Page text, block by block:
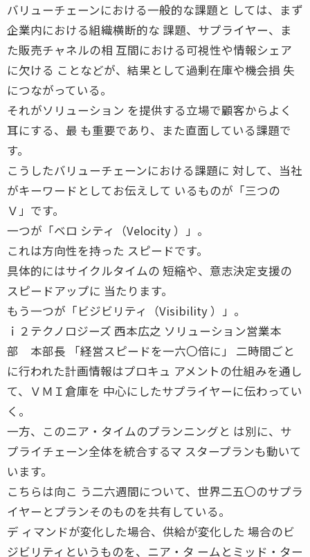
バリューチェーンにおける一般的な課題と しては、まず
企業内における組織横断的な 課題、サプライヤー、ま
た販売チャネルの相 互間における可視性や情報シェア
に欠ける ことなどが、結果として過剰在庫や機会損 失
につながっている。
それがソリューション を提供する立場で顧客からよく
耳にする、最 も重要であり、また直面している課題で
す。
こうしたバリューチェーンにおける課題に 対して、当社
がキーワードとしてお伝えして いるものが「三つの
Ｖ」です。
一つが「ベロ シティ（Velocity ）」。
これは方向性を持った スピードです。
具体的にはサイクルタイムの 短縮や、意志決定支援の
スピードアップに 当たります。
もう一つが「ビジビリティ（Visibility ）」。
ｉ２テクノロジーズ 西本広之 ソリューション営業本
部 本部長 「経営スピードを一六〇倍に」 二時間ごと
に行われた計画情報はプロキュ アメントの仕組みを通し
て、ＶＭＩ倉庫を 中心にしたサプライヤーに伝わってい
く。
一方、このニア・タイムのプランニングと は別に、サ
プライチェーン全体を統合するマ スタープランも動いて
います。
こちらは向こ う二六週間について、世界二五〇のサプラ
イヤーとプランそのものを共有している。
デ ィマンドが変化した場合、供給が変化した 場合のビ
ジビリティというものを、ニア・タ ームとミッド・ター